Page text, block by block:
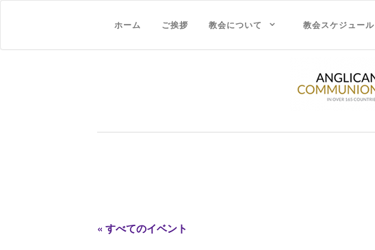
ホーム ご挨拶 教会について 教会スケジュール
« すべてのイベント